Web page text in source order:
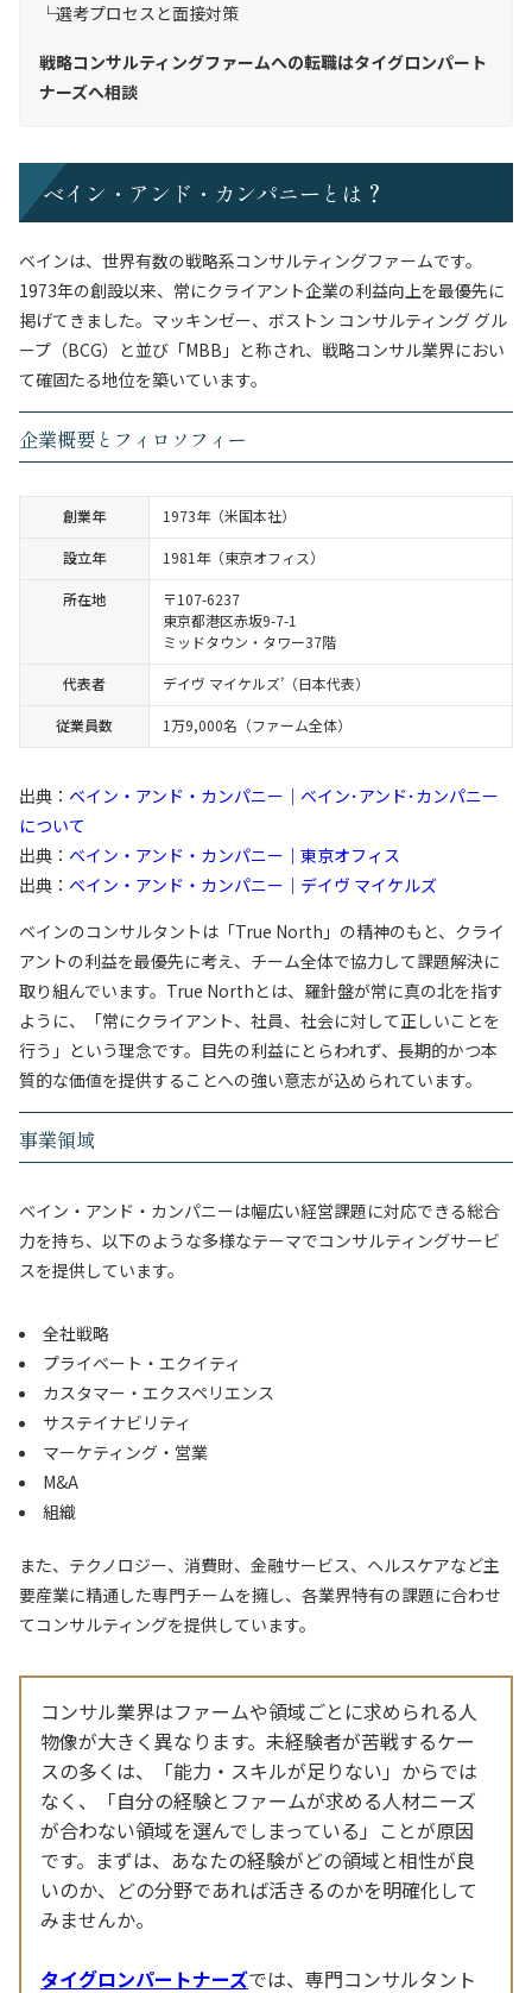
選考プロセスと面接対策
戦略コンサルティングファームへの転職はタイグロンパート
ナーズへ相談
ベイン・アンド・カンパニーとは？
ベインは、世界有数の戦略系コンサルティングファームです。
1973年の創設以来、常にクライアント企業の利益向上を最優先に
掲げてきました。マッキンゼー、ボストン コンサルティング グル
ープ（BCG）と並び「MBB」と称され、戦略コンサル業界におい
て確固たる地位を築いています。
企業概要とフィロソフィー
創業年 1973年（米国本社）
設立年 1981年（東京オフィス）
所在地
〒107-6237
東京都港区赤坂9-7-1
ミッドタウン・タワー37階
代表者 デイヴ マイケルズ’（日本代表）
従業員数 1万9,000名（ファーム全体）
出典： ベイン・アンド・カンパニー｜ベイン･アンド･カンパニー
について
出典： ベイン・アンド・カンパニー｜東京オフィス
出典： ベイン・アンド・カンパニー｜デイヴ マイケルズ
ベインのコンサルタントは「True North」の精神のもと、クライ
アントの利益を最優先に考え、チーム全体で協力して課題解決に
取り組んでいます。True Northとは、羅針盤が常に真の北を指す
ように、「常にクライアント、社員、社会に対して正しいことを
行う」という理念です。目先の利益にとらわれず、長期的かつ本
質的な価値を提供することへの強い意志が込められています。
事業領域
ベイン・アンド・カンパニーは幅広い経営課題に対応できる総合
力を持ち、以下のような多様なテーマでコンサルティングサービ
スを提供しています。
全社戦略
プライベート・エクイティ
カスタマー・エクスペリエンス
サステイナビリティ
マーケティング・営業
M&A
組織
また、テクノロジー、消費財、金融サービス、ヘルスケアなど主
要産業に精通した専門チームを擁し、各業界特有の課題に合わせ
てコンサルティングを提供しています。
コンサル業界はファームや領域ごとに求められる人
物像が大きく異なります。未経験者が苦戦するケー
スの多くは、「能力・スキルが足りない」からでは
なく、「自分の経験とファームが求める人材ニーズ
が合わない領域を選んでしまっている」ことが原因
です。まずは、あなたの経験がどの領域と相性が良
いのか、どの分野であれば活きるのかを明確化して
みませんか。
タイグロンパートナーズでは、専門コンサルタント